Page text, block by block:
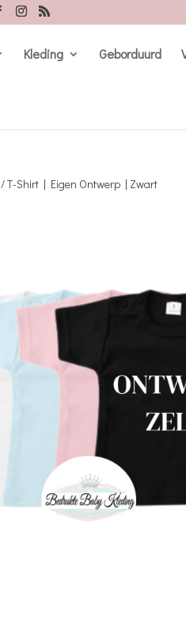
Kleding Geborduurd
/ T-Shirt | Eigen Ontwerp | Zwart